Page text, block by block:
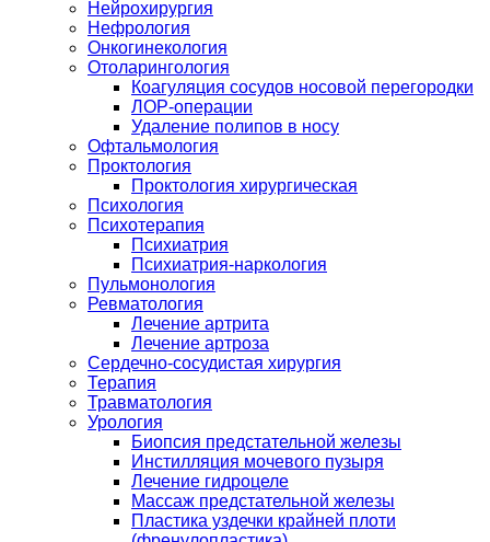
Нейрохирургия
Нефрология
Онкогинекология
Отоларингология
Коагуляция сосудов носовой перегородки
ЛОР-операции
Удаление полипов в носу
Офтальмология
Проктология
Проктология хирургическая
Психология
Психотерапия
Психиатрия
Психиатрия-наркология
Пульмонология
Ревматология
Лечение артрита
Лечение артроза
Сердечно-сосудистая хирургия
Терапия
Травматология
Урология
Биопсия предстательной железы
Инстилляция мочевого пузыря
Лечение гидроцеле
Массаж предстательной железы
Пластика уздечки крайней плоти